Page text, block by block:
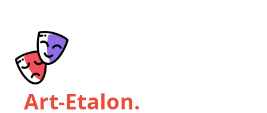
Art-Etalon.